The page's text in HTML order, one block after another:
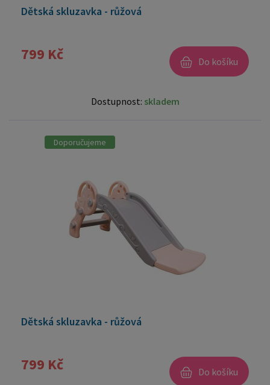
Dětská skluzavka - růžová
799 Kč Do košíku
Dostupnost: skladem
Doporučujeme
Dětská skluzavka - růžová
799 Kč Do košíku